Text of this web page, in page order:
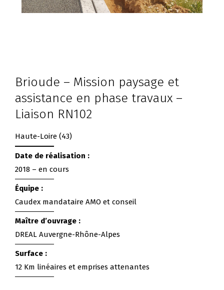
Brioude – Mission paysage et
assistance en phase travaux –
Liaison RN102
Haute-Loire (43)
Date de réalisation :
2018 – en cours
Équipe :
Caudex mandataire AMO et conseil
Maître d’ouvrage :
DREAL Auvergne-Rhône-Alpes
Surface :
12 Km linéaires et emprises attenantes